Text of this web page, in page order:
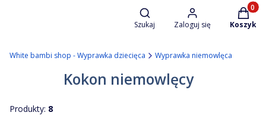
Otwórz wyszukiwarkę
Szukaj Zaloguj się Koszyk
White bambi shop - Wyprawka dziecięca Wyprawka niemowlęca
Kokon niemowlęcy
Produkty: 8